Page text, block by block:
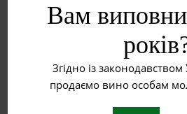
Вам
Згідно із
продаємо вино особам
Біле вино
Що таке бурштинове вино?
Пет Нат: Натуральне ігристе